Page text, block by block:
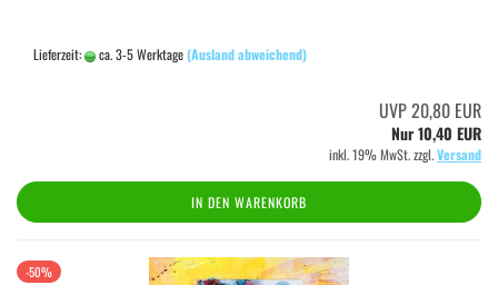
Lieferzeit: ca. 3-5 Werktage(Ausland abweichend)
UVP 20,80 EUR
Nur 10,40 EUR
inkl. 19% MwSt. zzgl.Versand
IN DEN WARENKORB
-50%